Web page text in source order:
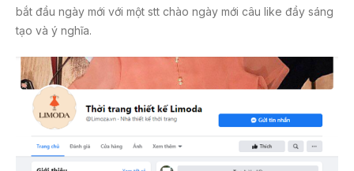
bắt đầu ngày mới với một stt chào ngày mới câu like đầy sáng
tạo và ý nghĩa.